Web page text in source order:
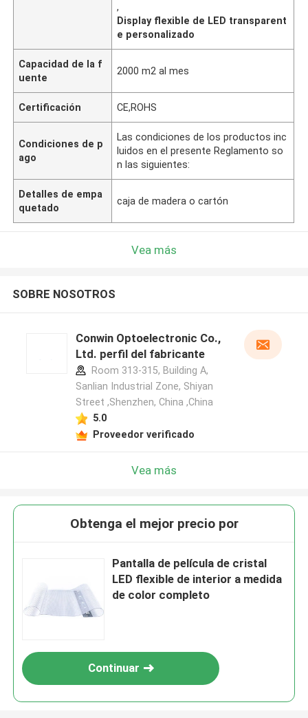
,
Display flexible de LED transparent
e personalizado
Capacidad de la f
uente
2000 m2 al mes
Certificación CE,ROHS
Condiciones de p
ago
Las condiciones de los productos inc
luidos en el presente Reglamento so
n las siguientes:
Detalles de empa
quetado
caja de madera o cartón
Vea más
SOBRE NOSOTROS
Conwin Optoelectronic Co.,
Ltd. perfil del fabricante
Room 313-315, Building A,
Sanlian Industrial Zone, Shiyan
Street ,Shenzhen, China ,China
5.0
Proveedor verificado
Vea más
Obtenga el mejor precio por
Pantalla de película de cristal
LED flexible de interior a medida
de color completo
Continuar